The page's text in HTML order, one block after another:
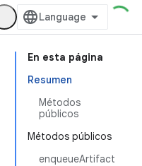
En esta página
Resumen
Métodos
públicos
Métodos públicos
enqueueArtifact